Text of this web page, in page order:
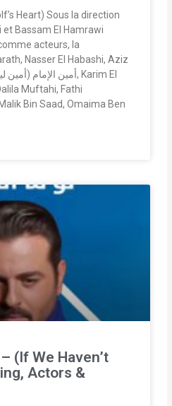
Heart) Sous la direction
et Bassam El Hamrawi
acteurs, la
Nasser El Habashi, Aziz
Bin Saad, Omaima Ben
(If We Haven’t
Actors &